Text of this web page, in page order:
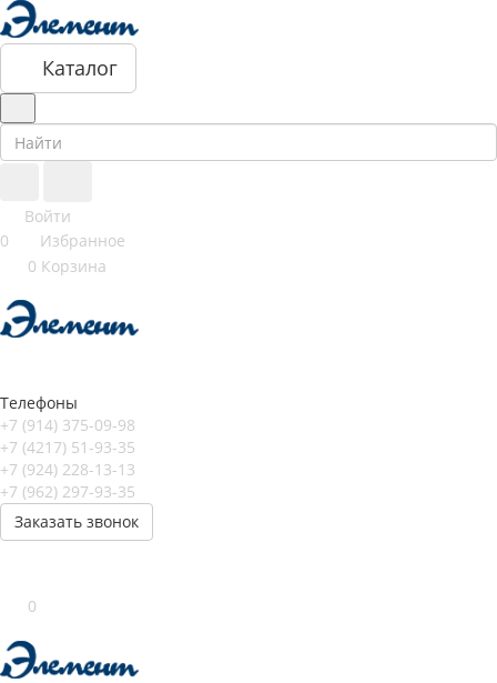
Каталог
Войти
0
Избранное
0 Корзина
Телефоны
+7 (914) 375-09-98
+7 (4217) 51-93-35
+7 (924) 228-13-13
+7 (962) 297-93-35
Заказать звонок
0